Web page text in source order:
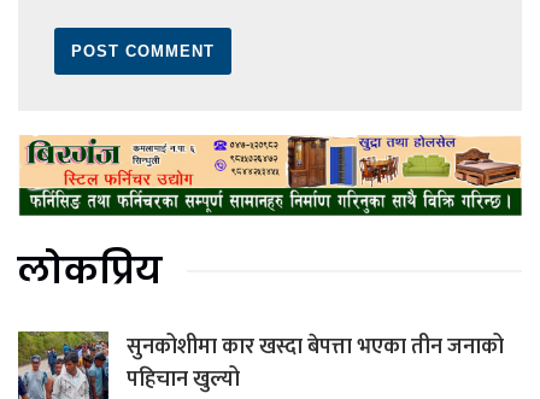
लोकप्रिय
सुनकोशीमा कार खस्दा बेपत्ता भएका तीन जनाको
पहिचान खुल्यो